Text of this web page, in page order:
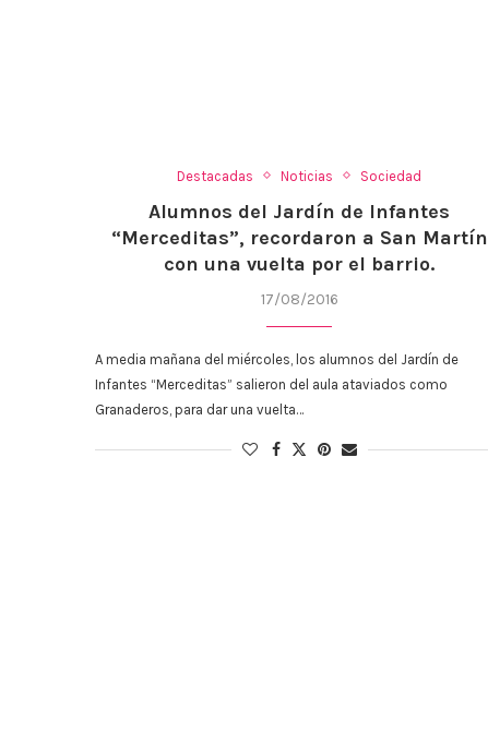
Destacadas Noticias Sociedad
Alumnos del Jardín de Infantes
“Merceditas”, recordaron a San Martín
con una vuelta por el barrio.
17/08/2016
A media mañana del miércoles, los alumnos del Jardín de
Infantes “Merceditas” salieron del aula ataviados como
Granaderos, para dar una vuelta…